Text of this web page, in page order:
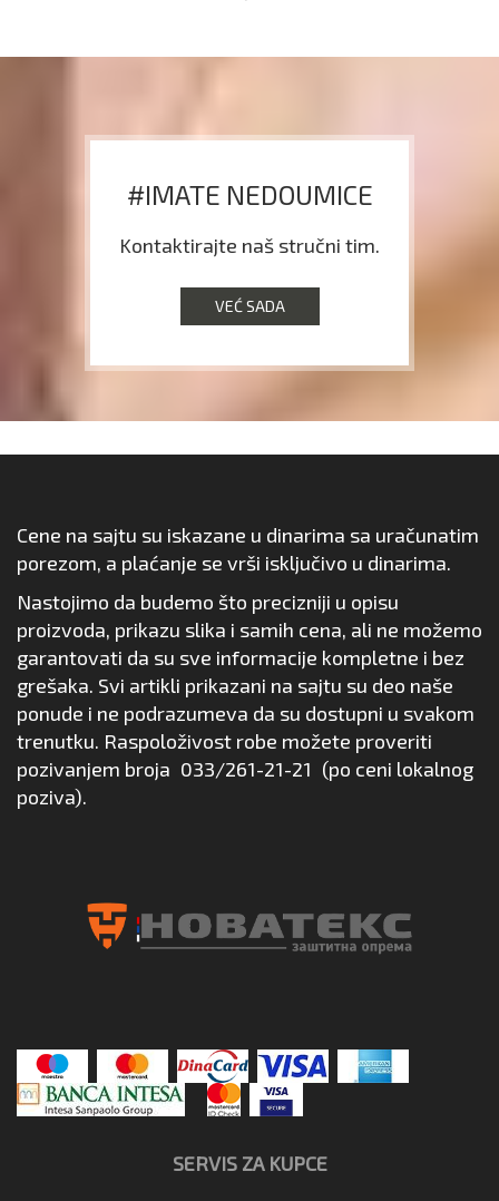
#IMATE NEDOUMICE
Kontaktirajte naš stručni tim.
VEĆ SADA
Cene na sajtu su iskazane u dinarima sa uračunatim
porezom, a plaćanje se vrši isključivo u dinarima.
Nastojimo da budemo što precizniji u opisu
proizvoda, prikazu slika i samih cena, ali ne možemo
garantovati da su sve informacije kompletne i bez
grešaka. Svi artikli prikazani na sajtu su deo naše
ponude i ne podrazumeva da su dostupni u svakom
trenutku. Raspoloživost robe možete proveriti
pozivanjem broja 033/261-21-21 (po ceni lokalnog
poziva).
SERVIS ZA KUPCE